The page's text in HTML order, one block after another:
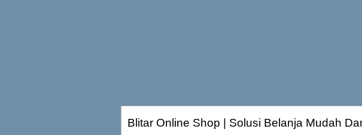
Blitar Online Shop | Solusi Belanja Mudah